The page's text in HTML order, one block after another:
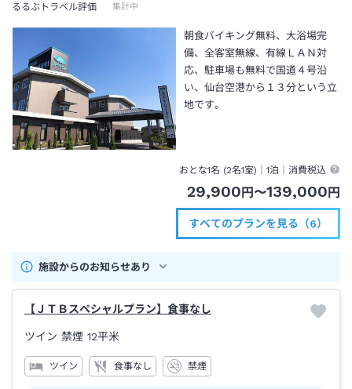
るるぶトラベル評価 集計中
朝食バイキング無料、大浴場完
備、全客室無線、有線ＬＡＮ対
応、駐車場も無料で国道４号沿
い、仙台空港から１３分という立
地です。
おとな1名 (2名1室)｜1泊 ｜消費税込
29,900 円 〜139,000 円
すべてのプランを見る（6）
施設からのお知らせあり
【ＪＴＢスペシャルプラン】食事なし
ツイン 禁煙 12平米
ツイン 食事なし 禁煙